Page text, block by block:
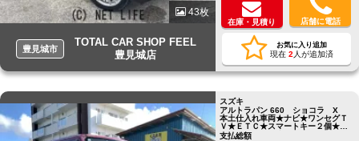
43枚
豊見城市
TOTAL CAR SHOP FEEL
豊見城店
在庫・見積り 店舗に電話
お気に入り追加
現在 2 人が追加済
スズキ
アルトラパン 660 ショコラ X
本土仕入れ車両★ナビ★ワンセグＴ
Ｖ★ＥＴＣ★スマートキー２個★プ
ッシュスタート★バックカメラ
支払総額